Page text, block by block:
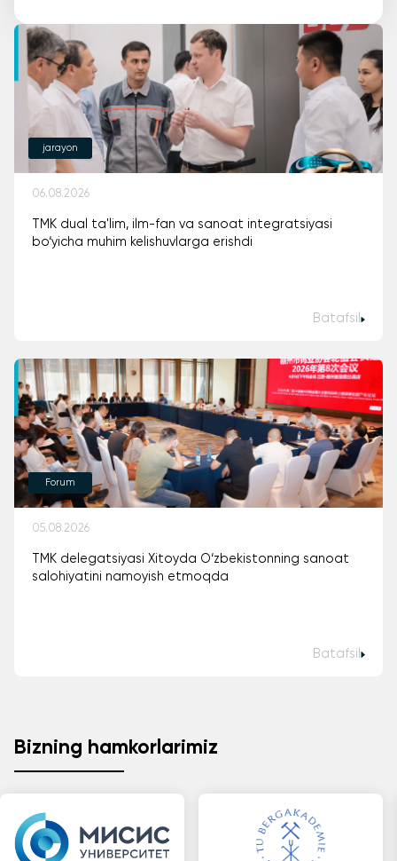
jarayon
06.08.2026
TMK dual ta'lim, ilm-fan va sanoat integratsiyasi
bo‘yicha muhim kelishuvlarga erishdi
Batafsil
Forum
05.08.2026
TMK delegatsiyasi Xitoyda O‘zbekistonning sanoat
salohiyatini namoyish etmoqda
Batafsil
Bizning hamkorlarimiz